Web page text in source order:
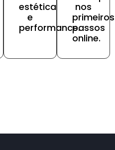
estética
e
performance.
nos
primeiros
passos
online.